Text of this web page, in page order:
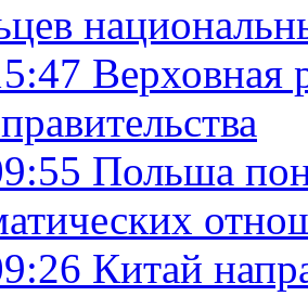
Верховная
Польша
Китай